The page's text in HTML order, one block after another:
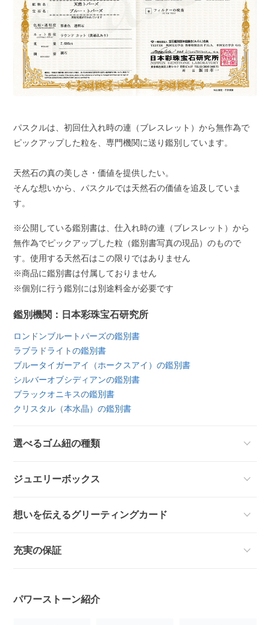
パスクルは、初回仕入れ時の連（ブレスレット）から無作為で
ピックアップした粒を、専門機関に送り鑑別しています。
天然石の真の美しさ・価値を提供したい。
そんな想いから、パスクルでは天然石の価値を追及していま
す。
※公開している鑑別書は、仕入れ時の連（ブレスレット）から
無作為でピックアップした粒（鑑別書写真の現品）のもので
す。使用する天然石はこの限りではありません
※商品に鑑別書は付属しておりません
※個別に行う鑑別には別途料金が必要です
鑑別機関：日本彩珠宝石研究所
ロンドンブルートパーズの鑑別書
ラブラドライトの鑑別書
ブルータイガーアイ（ホークスアイ）の鑑別書
シルバーオブシディアンの鑑別書
ブラックオニキスの鑑別書
クリスタル（本水晶）の鑑別書
選べるゴム紐の種類
ジュエリーボックス
想いを伝えるグリーティングカード
充実の保証
パワーストーン紹介